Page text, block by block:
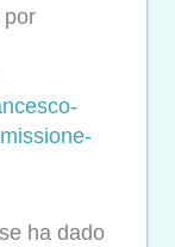
por
ha dado